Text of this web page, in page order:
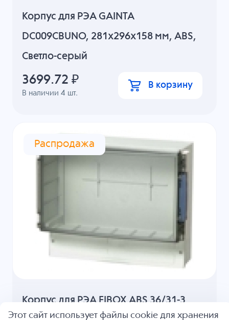
Корпус для РЭА GAINTA
DC009CBUNO, 281x296x158 мм, ABS,
Светло-серый
В наличии4 шт.
3699.72 ₽ В корзину
Распродажа
Корпус для РЭА FIBOX ABS 36/31-3
Этот сайт использует файлы cookie для хранения